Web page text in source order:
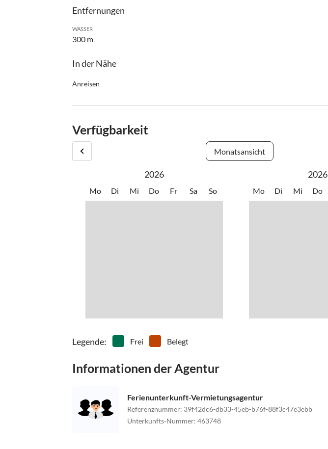
Entfernungen
WASSER
300 m
In der Nähe
Anreisen
Abreisetag: Samstag bis 10 Uhr
Zahlungsmodalitäten:
20% Anzahlung nach Reservierung und Rechnungsstellung
Wir empfehlen Ihnen den Abschluss einer Reiserücktrittsversicherung
Verfügbarkeit
Monatsansicht
2026
Mo Di Mi Do Fr Sa So
2026
Mo Di Mi Do
Legende: Frei Belegt
Informationen der Agentur
Ferienunterkunft-Vermietungsagentur
Referenznummer: 39f42dc6-db33-45eb-b76f-88f3c47e3ebb
Unterkunfts-Nummer: 463748